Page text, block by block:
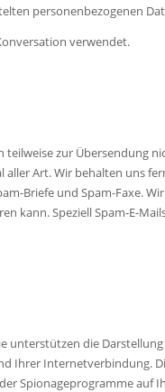
personenbezogenen
verwendet.
zur Übersendung
Art. Wir behalten uns
Briefe und Spam-Faxe.
Speziell Spam-E-
unterstützen die
Ihrer Internetverbindung.
Spionageprogramme auf